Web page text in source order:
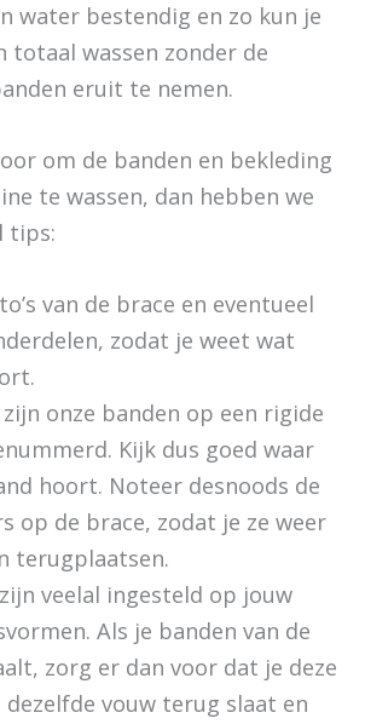
water bestendig en zo kun je
totaal wassen zonder de
eruit te nemen.
om de banden en bekleding
te wassen, dan hebben we
tips:
van de brace en eventueel
zodat je weet wat
onze banden op een rigide
Kijk dus goed waar
hoort. Noteer desnoods de
op de brace, zodat je ze weer
terugplaatsen.
veelal ingesteld op jouw
Als je banden van de
zorg er dan voor dat je deze
vouw terug slaat en